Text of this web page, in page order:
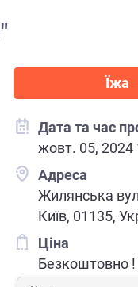
Їжа
Дата та час
жовт. 05, 2024
Адреса
Жилянська
Київ, 01135,
Ціна
Безкоштовно !